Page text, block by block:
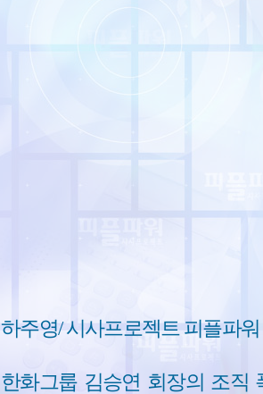
하주영/ 시사프로젝트 피플파
한화그룹 김승연 회장의 조직